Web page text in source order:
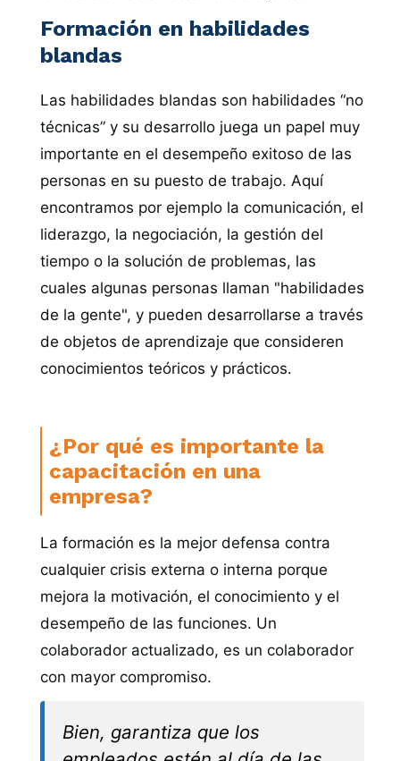
Formación en habilidades
blandas
Las habilidades blandas son habilidades “no
técnicas” y su desarrollo juega un papel muy
importante en el desempeño exitoso de las
personas en su puesto de trabajo. Aquí
encontramos por ejemplo la comunicación, el
liderazgo, la negociación, la gestión del
tiempo o la solución de problemas, las
cuales algunas personas llaman "habilidades
de la gente", y pueden desarrollarse a través
de objetos de aprendizaje que consideren
conocimientos teóricos y prácticos.
¿Por qué es importante la
capacitación en una
empresa?
La formación es la mejor defensa contra
cualquier crisis externa o interna porque
mejora la motivación, el conocimiento y el
desempeño de las funciones. Un
colaborador actualizado, es un colaborador
con mayor compromiso.
Bien, garantiza que los